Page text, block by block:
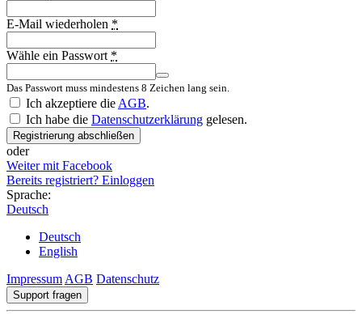
E-Mail wiederholen *
Wähle ein Passwort *
Das Passwort muss mindestens 8 Zeichen lang sein.
Ich akzeptiere die AGB.
Ich habe die Datenschutzerklärung gelesen.
Registrierung abschließen
oder
Weiter mit Facebook
Bereits registriert? Einloggen
Sprache:
Deutsch
Deutsch
English
Impressum AGB Datenschutz
Support fragen